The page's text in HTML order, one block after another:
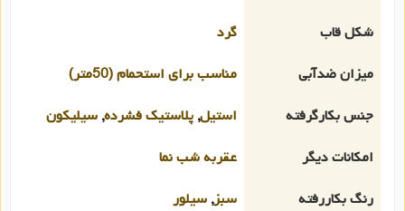
شکل قاب
گرد
میزان ضدآبی
مناسب برای استحمام (50متر)
جنس بکارگرفته
استیل, پلاستیک فشرده, سیلیکون
امکانات دیگر
عقربه شب نما
رنگ بکاررفته
سبز, سیلور